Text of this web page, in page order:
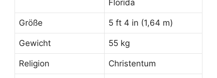
Florida
Größe 5 ft 4 in (1,64 m)
Gewicht 55 kg
Religion Christentum